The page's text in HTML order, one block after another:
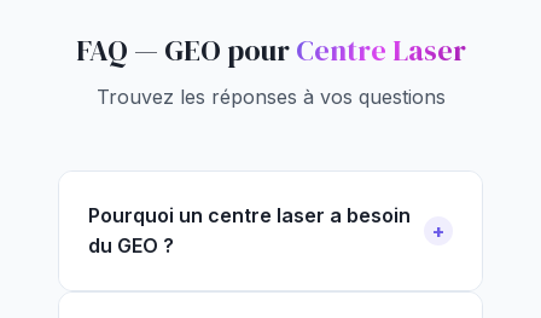
FAQ — GEO pourCentre Laser
Trouvez les réponses à vos questions
Pourquoi un centre laser a besoin
du GEO ?